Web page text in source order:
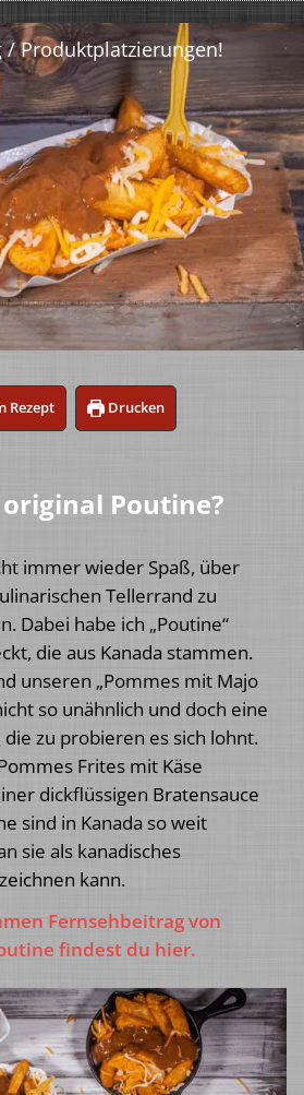
Rezept Drucken
Poutine?
immer wieder Spaß, über
Tellerrand zu
Dabei habe ich „Poutine“
die aus Kanada stammen.
unseren „Pommes mit Majo
so unähnlich und doch eine
zu probieren es sich lohnt.
Frites mit Käse
dickflüssigen Bratensauce
sind in Kanada so weit
sie als kanadisches
kann.
Fernsehbeitrag von
findest du hier.